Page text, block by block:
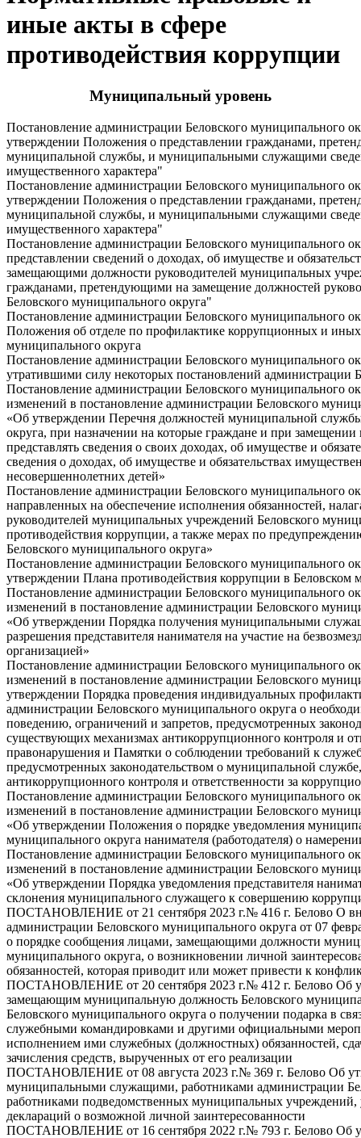
иные акты в сфере
противодействия коррупции
Муниципальный уровень
Постановление администрации Беловского муниципального
утверждении Положения о представлении гражданами,
муниципальной службы, и муниципальными служащими
имущественного характера"
Постановление администрации Беловского муниципального
утверждении Положения о представлении гражданами,
муниципальной службы, и муниципальными служащими
имущественного характера"
Постановление администрации Беловского муниципального
представлении сведений о доходах, об имуществе и
замещающими должности руководителей муниципальных
гражданами, претендующими на замещение должностей
Беловского муниципального округа"
Постановление администрации Беловского муниципального
Положения об отделе по профилактике коррупционных и
муниципального округа
Постановление администрации Беловского муниципального
утратившими силу некоторых постановлений администрации
Постановление администрации Беловского муниципального
изменений в постановление администрации Беловского
«Об утверждении Перечня должностей муниципальной
округа, при назначении на которые граждане и при
представлять сведения о своих доходах, об имуществе и
сведения о доходах, об имуществе и обязательствах
несовершеннолетних детей»
Постановление администрации Беловского муниципального
направленных на обеспечение исполнения обязанностей,
руководителей муниципальных учреждений Беловского
противодействия коррупции, а также мерах по
Беловского муниципального округа»
Постановление администрации Беловского муниципального
утверждении Плана противодействия коррупции в Беловском
Постановление администрации Беловского муниципального
изменений в постановление администрации Беловского
«Об утверждении Порядка получения муниципальными
разрешения представителя нанимателя на участие на
организацией»
Постановление администрации Беловского муниципального
изменений в постановление администрации Беловского
утверждении Порядка проведения индивидуальных
администрации Беловского муниципального округа о
поведению, ограничений и запретов, предусмотренных
существующих механизмах антикоррупционного контроля и
правонарушения и Памятки о соблюдении требований к
предусмотренных законодательством о муниципальной
антикоррупционного контроля и ответственности за
Постановление администрации Беловского муниципального
изменений в постановление администрации Беловского
«Об утверждении Положения о порядке уведомления
муниципального округа нанимателя (работодателя) о
Постановление администрации Беловского муниципального
изменений в постановление администрации Беловского
«Об утверждении Порядка уведомления представителя
склонения муниципального служащего к совершению
ПОСТАНОВЛЕНИЕ от 21 сентября 2023 г.№ 416 г. Белово О
администрации Беловского муниципального округа от 07
о порядке сообщения лицами, замещающими должности
муниципального округа, о возникновении личной
обязанностей, которая приводит или может привести к
ПОСТАНОВЛЕНИЕ от 20 сентября 2023 г.№ 412 г. Белово Об
замещающим муниципальную должность Беловского
Беловского муниципального округа о получении подарка в
служебными командировками и другими официальными
исполнением ими служебных (должностных) обязанностей,
зачисления средств, вырученных от его реализации
ПОСТАНОВЛЕНИЕ от 08 августа 2023 г.№ 369 г. Белово Об
муниципальными служащими, работниками администрации
работниками подведомственных муниципальных учреждений,
деклараций о возможной личной заинтересованности
ПОСТАНОВЛЕНИЕ от 16 сентября 2022 г.№ 793 г. Белово Об